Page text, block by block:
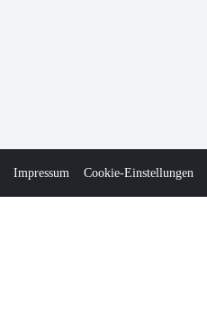
Impressum Cookie-Einstellungen